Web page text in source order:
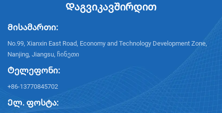
Დაგვიკავშირდით
Მისამართი:
No.99, Xianxin East Road, Economy and Technology Development Zone,
Nanjing, Jiangsu, ჩინეთი
Ტელეფონი:
+86-13770845702
Ელ. ფოსტა: